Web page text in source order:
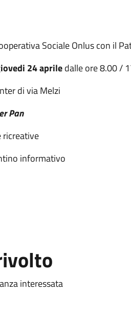
Sociale Onlus con il
24 apriledalle ore 8.00 /
di via Melzi
Pan
informativo
interessata